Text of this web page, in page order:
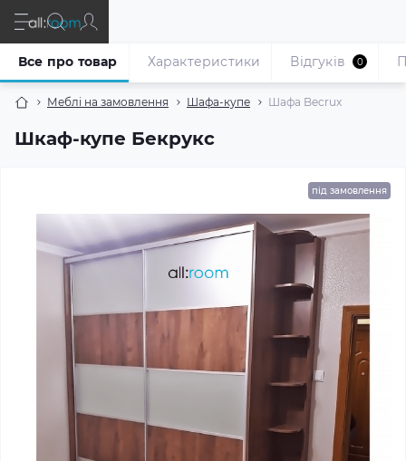
Меблі на замовлення Шафа-купе Шафа Becrux
Шкаф-купе Бекрукс
Все про товар Характеристики Відгуків 0
під замовлення